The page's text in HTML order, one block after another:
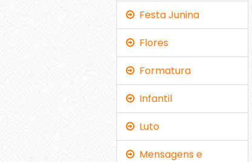
Festa Junina
Flores
Formatura
Infantil
Luto
Mensagens e